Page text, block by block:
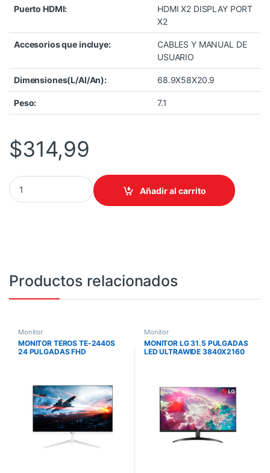
Puerto HDMI:
HDMI X2 DISPLAY PORT
X2
Accesorios que incluye:
CABLES Y MANUAL DE
USUARIO
Dimensiones(L/Al/An): 68.9X58X20.9
Peso: 7.1
$314,99
MONITOR/TEROS TE-2754G 27 PUL /2560X1440 / 200HZ / 1MS
Añadir al carrito
Productos relacionados
Monitor
MONITOR TEROS TE-2440S
24 PULGADAS FHD
Monitor
MONITOR LG 31.5 PULGADAS
LED ULTRAWIDE 3840X2160